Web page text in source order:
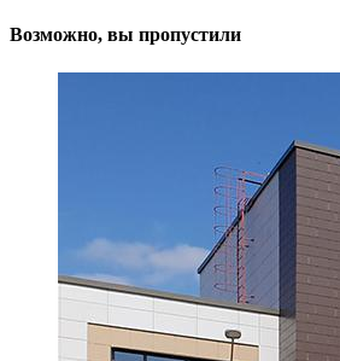
Возможно, вы пропустили